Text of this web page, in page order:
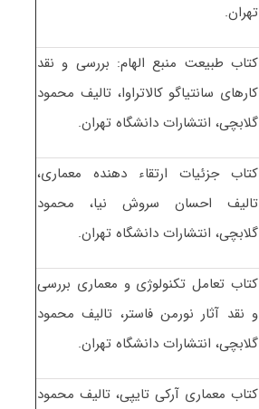
تهران.
کتاب طبیعت منبع الهام: بررسی و نقد
کارهای سانتیاگو کالاتراوا، تالیف محمود
گلابچی، انتشارات دانشگاه تهران.
کتاب جزئیات ارتقاء دهنده معماری،
تالیف احسان سروش نیا، محمود
گلابچی، انتشارات دانشگاه تهران.
کتاب تعامل تکنولوژی و معماری بررسی
و نقد آثار نورمن فاستر، تالیف محمود
گلابچی، انتشارات دانشگاه تهران.
کتاب معماری آرکی تایپی، تالیف محمود